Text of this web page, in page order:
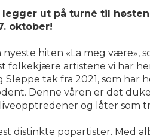
ut på turné til
oktober!
nyeste hiten «La meg være»,
folkekjære artistene vi har
tak fra 2021, som
Denne våren er det
og låter som
distinkte popartister. Med